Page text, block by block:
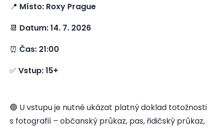
📍 Místo: Roxy Prague
📆 Datum: 14. 7. 2026
⏰ Čas: 21:00
✅ Vstup: 15+
🟢 U vstupu je nutné ukázat platný doklad totožnosti
s fotografií – občanský průkaz, pas, řidičský průkaz,